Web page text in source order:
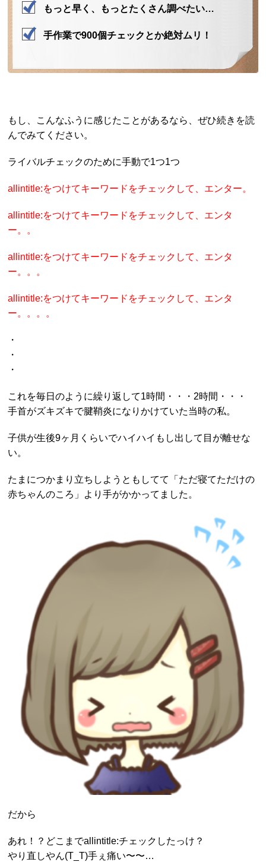
もっと早く、もっとたくさん調べたい…
手作業で900個チェックとか絶対ムリ！
もし、こんなふうに感じたことがあるなら、ぜひ続きを読
んでみてください。
ライバルチェックのために手動で1つ1つ
allintitle:をつけてキーワードをチェックして、エンター。
allintitle:をつけてキーワードをチェックして、エンタ
ー。。
allintitle:をつけてキーワードをチェックして、エンタ
ー。。。
allintitle:をつけてキーワードをチェックして、エンタ
ー。。。。
・
・
・
これを毎日のように繰り返して1時間・・・2時間・・・
手首がズキズキで腱鞘炎になりかけていた当時の私。
子供が生後9ヶ月くらいでハイハイもし出して目が離せな
い。
たまにつかまり立ちしようともしてて「ただ寝てただけの
赤ちゃんのころ」より手がかかってました。
だから
あれ！？どこまでallintitle:チェックしたっけ？
やり直しやん(T_T)手ぇ痛い〜〜…